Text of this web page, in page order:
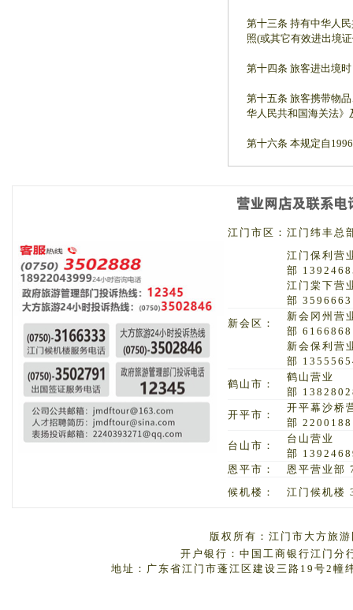
第十三条 持有中华人
照(或其它有效进出境
第十四条 旅客进出境
第十五条 旅客携带物
华人民共和国海关法
第十六条 本规定自
江门市区： 江门纬丰总
江门保利营
部
江门棠下营
部 3596663
新会区：
新会冈州营
部 6166868
新会保利营
部
鹤山市：
鹤山营业
部
开平市：
开平幕沙桥
部 2200188
台山市：
台山营业
部
恩平市：
恩平营业部
候机楼：
江门候机楼
版权所有：江门市大方旅
开户银行：中国工商银行江门
地址：广东省江门市蓬江区建设三路19号2